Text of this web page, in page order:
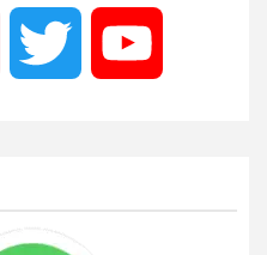
Pinterest Twitter